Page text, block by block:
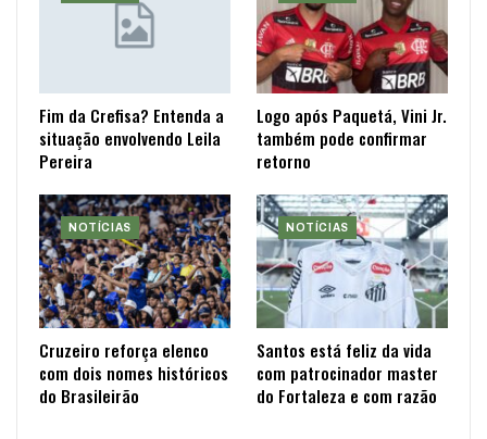
Fim da Crefisa? Entenda a
situação envolvendo Leila
Pereira
Logo após Paquetá, Vini Jr.
também pode confirmar
retorno
NOTÍCIAS
Cruzeiro reforça elenco
com dois nomes históricos
do Brasileirão
NOTÍCIAS
Santos está feliz da vida
com patrocinador master
do Fortaleza e com razão